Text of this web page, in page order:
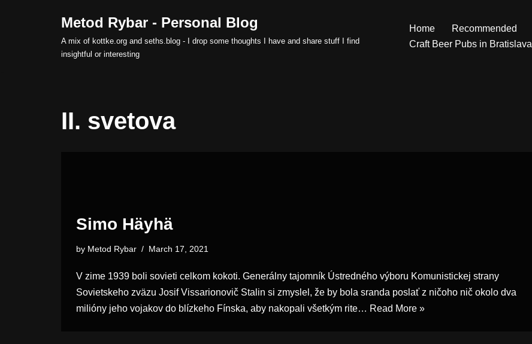
Metod Rybar - Personal Blog
A mix of kottke.org and seths.blog - I drop some thoughts I have and share stuff I find
insightful or interesting
Home Recommended
Craft Beer Pubs in Bratislava
II. svetova
Simo Häyhä
by Metod Rybar March 17, 2021
V zime 1939 boli sovieti celkom kokoti. Generálny tajomník Ústredného výboru Komunistickej strany
Sovietskeho zväzu Josif Vissarionovič Stalin si zmyslel, že by bola sranda poslať z ničoho nič okolo dva
milióny jeho vojakov do blízkeho Fínska, aby nakopali všetkým rite… Read More »